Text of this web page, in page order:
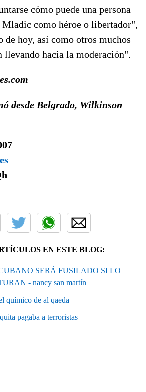
cómo puede una persona
Mladic como héroe o libertador",
hoy, así como otros muchos
llevando hacia la moderación".
desde Belgrado, Wilkinson
EN ESTE BLOG:
SERÁ FUSILADO SI LO
- nancy san martín
químico de al qaeda
pagaba a terroristas